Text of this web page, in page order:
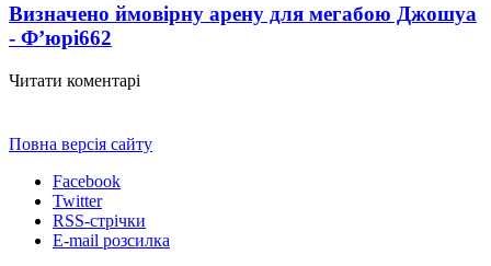
Визначено ймовірну арену для мегабою Джошуа
- Ф’юрі662
Читати коментарі
Повна версія сайту
Facebook
Twitter
RSS-стрічки
E-mail розсилка